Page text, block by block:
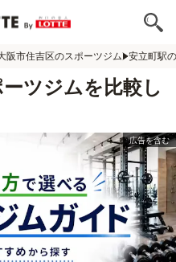
阪市住吉区のスポーツジム 安立町駅
ツジムを比較し